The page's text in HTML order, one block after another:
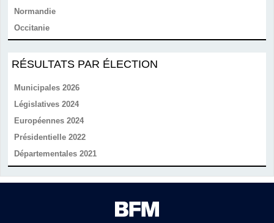
Normandie
Occitanie
RÉSULTATS PAR ÉLECTION
Municipales 2026
Législatives 2024
Européennes 2024
Présidentielle 2022
Départementales 2021